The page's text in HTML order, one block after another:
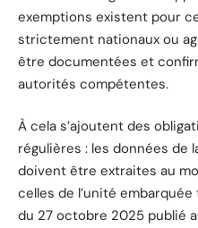
exemptions existent pour
strictement nationaux ou
être documentées et
autorités compétentes.
À cela s’ajoutent des
régulières : les données de
doivent être extraites au
celles de l’unité
du 27 octobre 2025 publié